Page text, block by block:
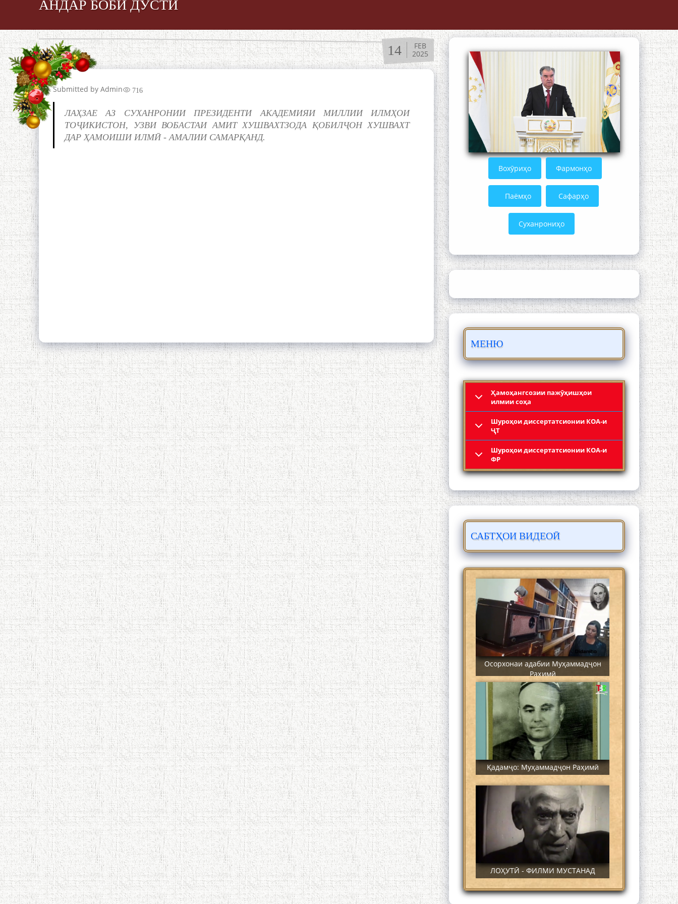
АНДАР БОБИ ДӮСТӢ
14
FEB
2025
Submitted by Admin 716
ЛАҲЗАЕ АЗ СУХАНРОНИИ ПРЕЗИДЕНТИ АКАДЕМИЯИ МИЛЛИИ ИЛМҲОИ
ТОҶИКИСТОН, УЗВИ ВОБАСТАИ АМИТ ХУШВАХТЗОДА ҚОБИЛҶОН ХУШВАХТ
ДАР ҲАМОИШИ ИЛМӢ - АМАЛИИ САМАРҚАНД.
Вохӯриҳо Фармонҳо
Паёмҳо Сафарҳо
Суханрониҳо
МЕНЮ
Ҳамоҳангсозии пажӯҳишҳои
илмии соҳа
Шyроҳои диссертатсионии КОА-и
ҶТ
Шyроҳои диссертатсионии КОА-и
ФР
САБТҲОИ ВИДЕОӢ
Устод Мумин Қаноат (Ustod Mumin
Qanoat) and Master Mehryar
Mehrafarin about the conflict of the
name of the Persian Gulf
Сайри Дарвоз бо Мӯъмин Қаноат:
Чанор ҳам "гап" мезанад
МАОРИФИ КИШВАР АЗ ҶОНИБИ
ОЛИМОНИ АКАДЕМИЯИ МИЛЛИИ
ОСОРХОНАИ МӮЪМИН ҚАНОАТ
Кадамчо Худои Шарифзода
Сайре дар Осорхона Муҳаммадҷон
Раҳимӣ
Осорхонаи адабии Муҳаммадҷон
Раҳимӣ
Қадамҷо: Муҳаммадҷон Раҳимӣ
ЛОҲУТӢ - ФИЛМИ МУСТАНАД